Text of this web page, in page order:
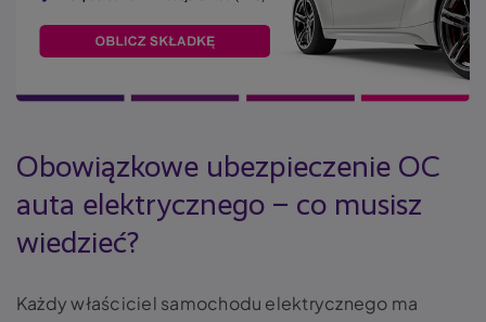
Obowiązkowe ubezpieczenie OC
auta elektrycznego – co musisz
wiedzieć?
Każdy właściciel samochodu elektrycznego ma